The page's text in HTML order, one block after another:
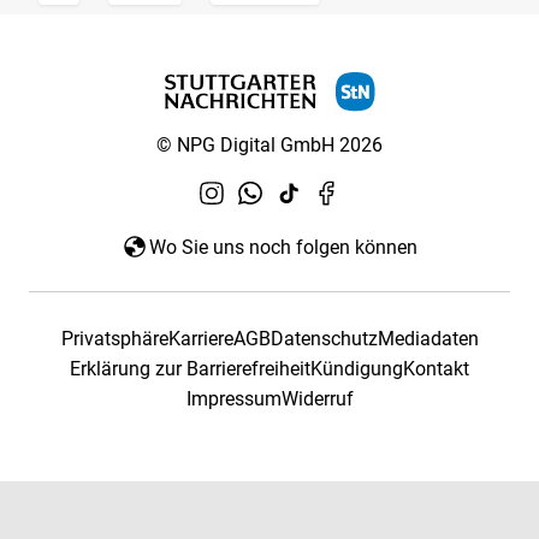
© NPG Digital GmbH 2026
Wo Sie uns noch folgen können
PrivatsphäreKarriereAGBDatenschutzMediadaten
Erklärung zur BarrierefreiheitKündigungKontakt
ImpressumWiderruf